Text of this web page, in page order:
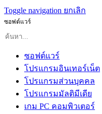
Toggle navigation ยกเลิก
ซอฟต์แวร์
ซอฟต์แวร์
โปรแกรมอินเทอร์เน็ต
โปรแกรมส่วนบุคคล
โปรแกรมมัลติมีเดีย
เกม PC คอมพิวเตอร์